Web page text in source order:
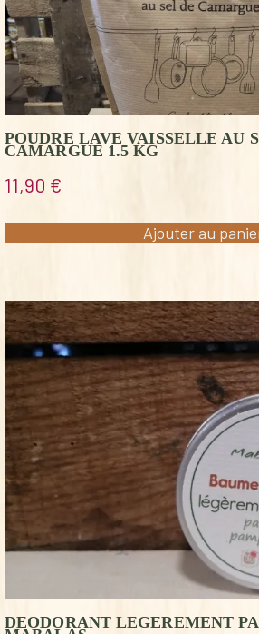
POUDRE LAVE VAISSELLE AU
CAMARGUE 1.5 KG
11,90 €
Ajouter au
DEODORANT LEGEREMENT